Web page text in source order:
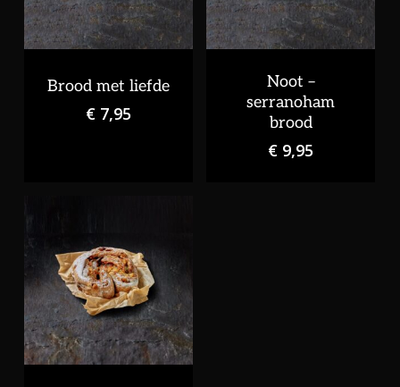
Brood met liefde
€7,95
Noot –
serranoham
brood
€ 9,95